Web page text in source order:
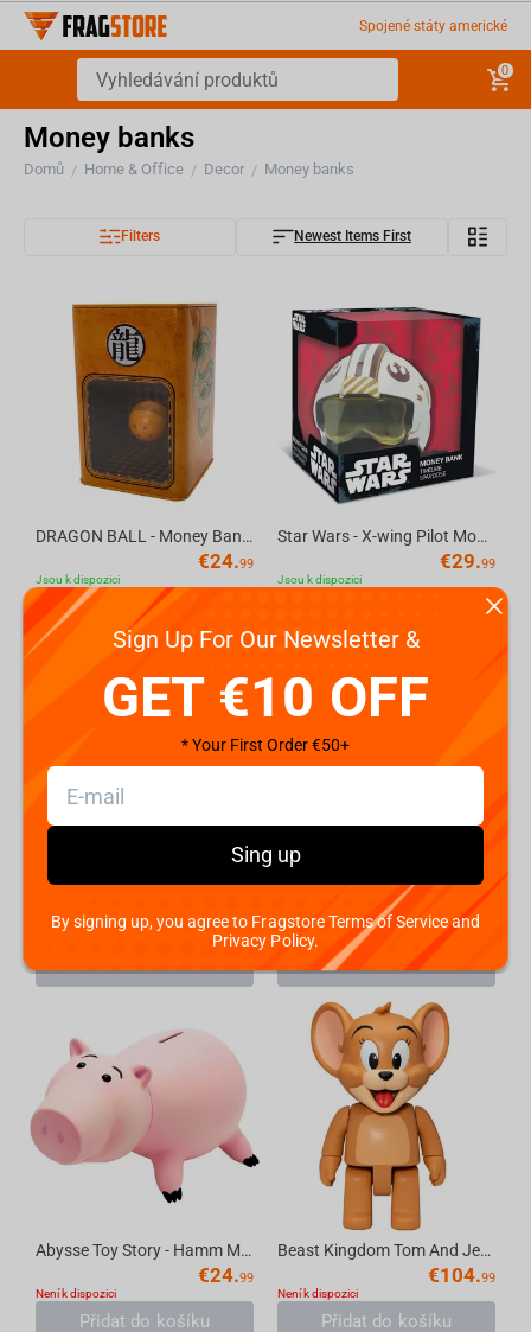
Spojené státy americké
0
Money banks
Domů / Home & Office / Decor / Money banks
Filters Newest Items First
DRAGON BALL - Money Bank - DBZ/Shenron
€24.99
Jsou k dispozici
Star Wars - X-wing Pilot Money Bank
€29.99
Jsou k dispozici
€24.99
Abysse Harry Potter - Gringotts Money Bank
€ 34.
Není k dispozici
Přidat do košíku
Abysse Toy Story - Hamm Money Bank
€24.99
Není k dispozici
Přidat do košíku
Beast Kingdom Tom And Jerry Syaking-Bang!! - Jerry Money Bank Figure
€104.99
Není k dispozici
Přidat do košíku
Sign Up For Our Newsletter &
GET €10 OFF
* Your First Order €50+
Sing up
By signing up, you agree to Fragstore Terms of Service and
Privacy Policy.